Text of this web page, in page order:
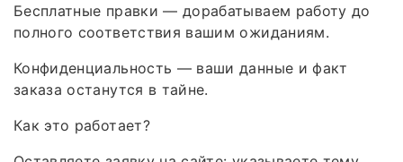
Бесплатные правки — дорабатываем работу до
полного соответствия вашим ожиданиям.
Конфиденциальность — ваши данные и факт
заказа останутся в тайне.
Как это работает?